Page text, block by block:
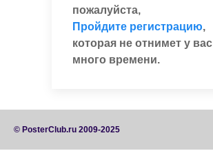
пожалуйста,
Пройдите регистрацию,
которая не отнимет у вас
много времени.
© PosterClub.ru 2009-2025